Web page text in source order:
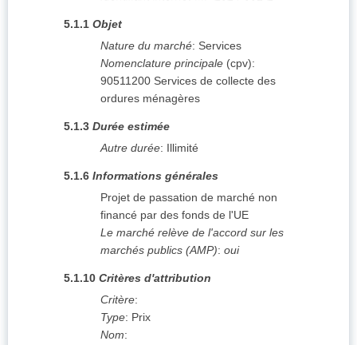
5.1.1 Objet
Nature du marché: Services
Nomenclature principale (cpv):
90511200 Services de collecte des
ordures ménagères
5.1.3 Durée estimée
Autre durée: Illimité
5.1.6 Informations générales
Projet de passation de marché non
financé par des fonds de l'UE
Le marché relève de l'accord sur les
marchés publics (AMP): oui
5.1.10 Critères d'attribution
Critère:
Type: Prix
Nom: